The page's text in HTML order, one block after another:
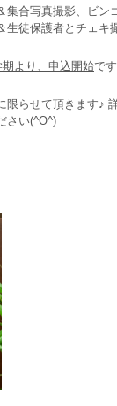
集合写真撮影、ビン
生徒保護者とチェキ
より、申込開始で
限らせて頂きます♪
さい(^O^)